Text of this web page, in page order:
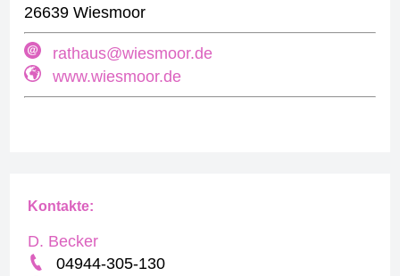
26639 Wiesmoor
rathaus@wiesmoor.de
www.wiesmoor.de
Kontakte:
D. Becker
04944-305-130